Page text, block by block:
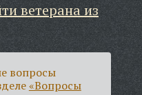
ветерана из
вопросы
«Вопросы